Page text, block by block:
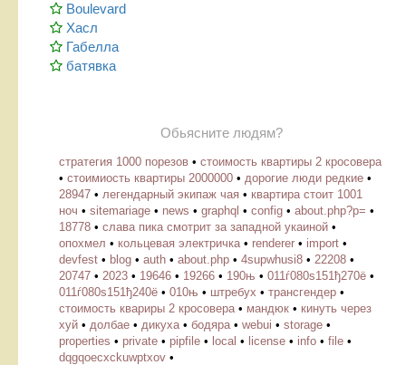
Boulevard
Хасл
Габелла
батявка
Обьясните людям?
стратегия 1000 порезов • стоимость квартиры 2 кросовера
• стоимиость квартиры 2000000 • дорогие люди редкие •
28947 • легендарный экипаж чая • квартира стоит 1001
ноч • sitemariage • news • graphql • config • about.php?p= •
18778 • слава пика смотрит за западной укаиной •
опохмел • кольцевая электричка • renderer • import •
devfest • blog • auth • about.php • 4supwhusi8 • 22208 •
20747 • 2023 • 19646 • 19266 • 190њ • 011ѓ080ѕ151ђ270ё •
011ѓ080ѕ151ђ240ё • 010њ • штребух • трансгендер •
стоимость квариры 2 кросовера • мандюк • кинуть через
хуй • долбае • дикуха • бодяра • webui • storage •
properties • private • pipfile • local • license • info • file •
dqgqoecxckuwptxov •